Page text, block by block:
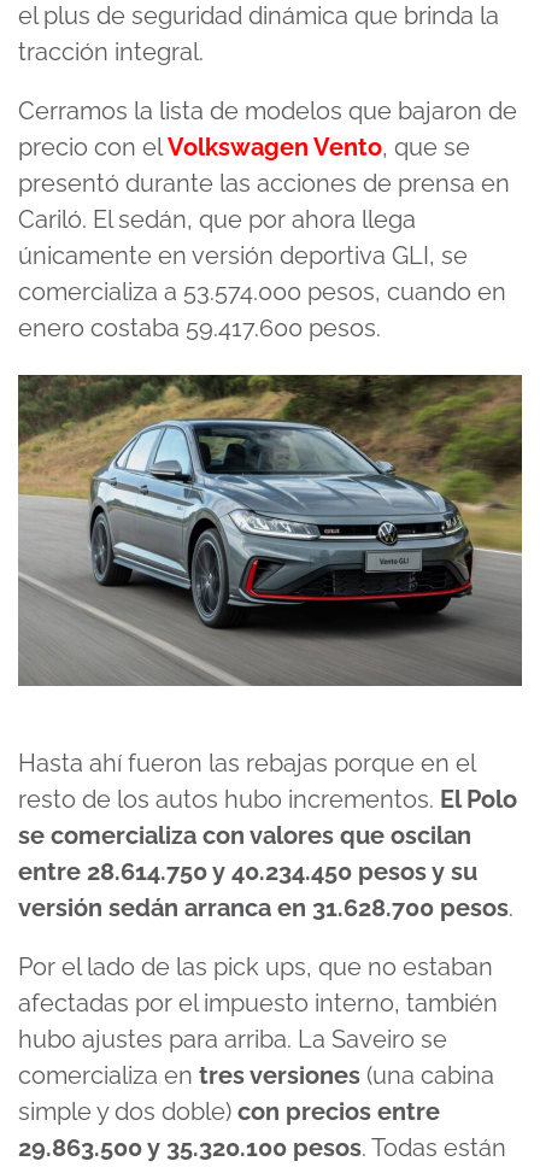
el plus de seguridad dinámica que brinda la
tracción integral.
Cerramos la lista de modelos que bajaron de
precio con elVolkswagen Vento, que se
presentó durante las acciones de prensa en
Cariló. El sedán, que por ahora llega
únicamente en versión deportiva GLI, se
comercializa a 53.574.000 pesos, cuando en
enero costaba 59.417.600 pesos.
Hasta ahí fueron las rebajas porque en el
resto de los autos hubo incrementos. El Polo
se comercializa con valores que oscilan
entre 28.614.750 y 40.234.450 pesos y su
versión sedán arranca en 31.628.700 pesos.
Por el lado de las pick ups, que no estaban
afectadas por el impuesto interno, también
hubo ajustes para arriba. La Saveiro se
comercializa en tres versiones (una cabina
simple y dos doble) con precios entre
29.863.500 y 35.320.100 pesos. Todas están